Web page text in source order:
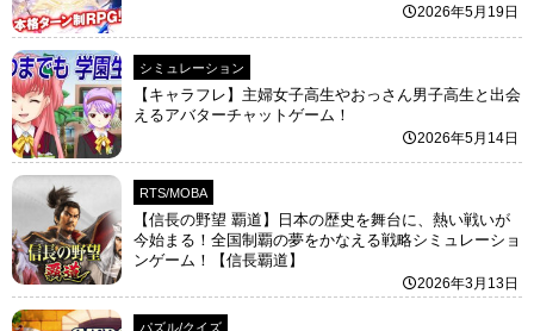
2026年5月19日
シミュレーション
【キャラフレ】主婦女子高生やおっさん男子高生と出会
えるアバターチャットゲーム！
2026年5月14日
RTS/MOBA
【信長の野望 覇道】日本の歴史を舞台に、熱い戦いが
今始まる！全国制覇の夢をかなえる戦略シミュレーショ
ンゲーム！【信長覇道】
2026年3月13日
パズル/クイズ